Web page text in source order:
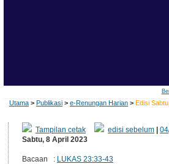
Utama > Publikasi > e-Renungan Harian > Edisi
Tampilan cetak edisi sebelum |04
Sabtu, 8 April 2023
Bacaan : LUKAS 23:33-43